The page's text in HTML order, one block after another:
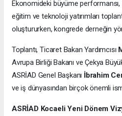
Ekonomideki büyüme
eğitim ve teknoloji yatırımları
oluştururken, kongrede derneğin
Toplantı, Ticaret Bakan Yardımcısı
Avrupa Birliği Bakanı ve Çekya
ASRİAD Genel Başkanı İbrahim
ve iş dünyasından birçok önemli
ASRİAD Kocaeli Yeni Dönem